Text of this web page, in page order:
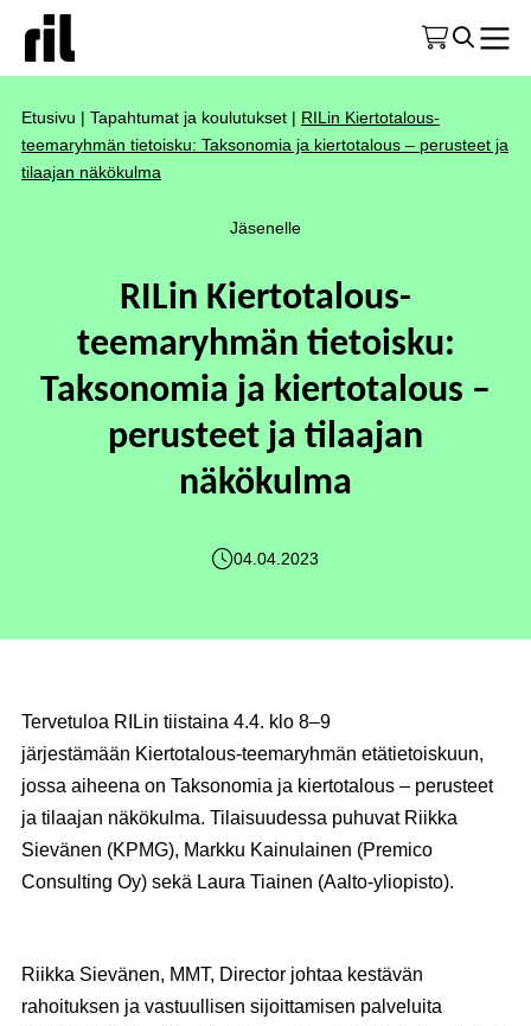
Etusivu | Tapahtumat ja koulutukset | RILin Kiertotalous-
teemaryhmän tietoisku: Taksonomia ja kiertotalous – perusteet ja
tilaajan näkökulma
Jäsenelle
RILin Kiertotalous-
teemaryhmän tietoisku:
Taksonomia ja kiertotalous –
perusteet ja tilaajan
näkökulma
04.04.2023
Tervetuloa RILin tiistaina 4.4. klo 8–9
järjestämään Kiertotalous-teemaryhmän etätietoiskuun,
jossa aiheena on Taksonomia ja kiertotalous – perusteet
ja tilaajan näkökulma. Tilaisuudessa puhuvat Riikka
Sievänen (KPMG), Markku Kainulainen (Premico
Consulting Oy) sekä Laura Tiainen (Aalto-yliopisto).
Riikka Sievänen, MMT, Director johtaa kestävän
rahoituksen ja vastuullisen sijoittamisen palveluita